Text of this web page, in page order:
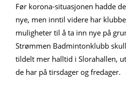
Før korona-situasjonen hadde
nye, men inntil videre har
muligheter til å ta inn nye på
Strømmen Badmintonklubb
tildelt mer halltid i Slorahallen,
de har på tirsdager og fredager.